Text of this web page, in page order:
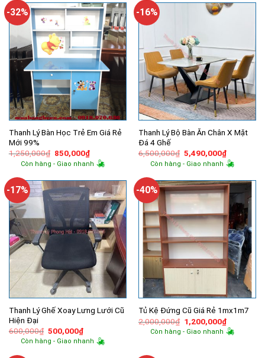
6,100,000₫.
-32%
Thanh Lý Bàn Học Trẻ Em Giá Rẻ
Mới 99%
1,250,000₫ Giá
gốc
là:
850,000₫Giá
hiện
tại
850,000₫.
Còn hàng - Giao nhanh
-16%
Thanh Lý Bộ Bàn Ăn Chân X Mặt
Đá 4 Ghế
6,500,000₫ Giá
gốc
là:
5,490,000₫Giá
hiện
tại
Còn hàng - Giao nhanh
-17%
Thanh Lý Ghế Xoay Lưng Lưới Cũ
Hiện Đại
600,000₫ Giá
gốc
là:
500,000₫Giá
hiện
tại
Còn hàng - Giao nhanh
-40%
Tủ Kệ Đứng Cũ Giá Rẻ 1mx1m7
2,000,000₫ Giá
gốc
là:
1,200,000₫Giá
hiện
tại
Còn hàng - Giao nhanh